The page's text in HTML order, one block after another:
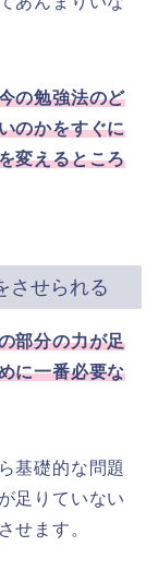
の勉強法のど
のかをすぐに
変えるところ
させられる
部分の力が足
に一番必要な
基礎的な問題
足りていない
せます。